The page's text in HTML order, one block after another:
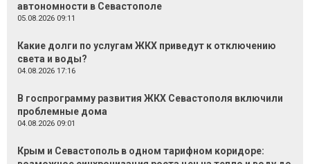
автономности в Севастополе
05.08.2026 09:11
Какие долги по услугам ЖКХ приведут к отключению
света и воды?
04.08.2026 17:16
В госпрограмму развития ЖКХ Севастополя включили
проблемные дома
04.08.2026 09:01
Крым и Севастополь в одном тарифном коридоре: